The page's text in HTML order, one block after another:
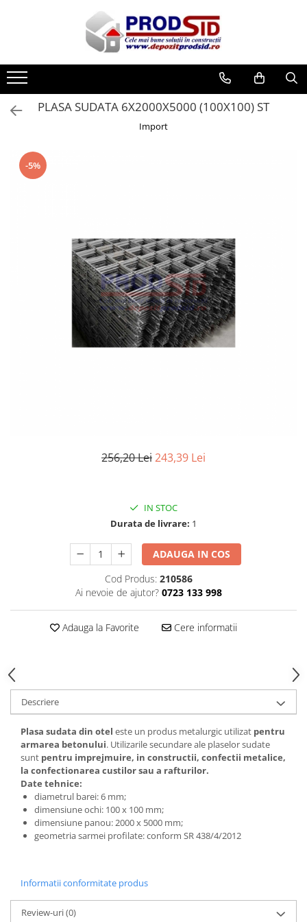
Toate Produsele
Materiale pentru construcții
Ciment și adezivi
Adezivi
Ciment, Mortar, Tinci, Nisip, Var
Glet, Ipsos
Sârmă ghimpată
Sârmă laminată (tip NATO)
Sârmă neagră
Sârmă zincată
Elemente de placare
Accesorii gips carton
Plăci gips carton
Materiale pentru termoizolații
Colțare și plasă de armare
Plasă de armare pentru fațade
Polistiren expandat
Polistiren extrudat
Vată minerală
Oțel beton
Oțel beton fasonat
Oțel beton striat
Panouri termoizolante
Panouri și plase de gard
Panou bordurat vopsit
Panou bordurat zincat
Plasă de gard sudată zincată
Plasă împletită
Plasă de armare
PLASA SUDATA 6X2000X5000 (100X100) ST
Import
-5%
256,20 Lei243,39 Lei
IN STOC
Durata de livrare: 1
ADAUGA IN COS
Cod Produs: 210586
Ai nevoie de ajutor? 0723 133 998
Adauga la Favorite Cere informatii
Descriere
Plasa sudata din otel este un produs metalurgic utilizat pentru
armarea betonului. Utilizarile secundare ale plaselor sudate
sunt pentru imprejmuire, in constructii, confectii metalice,
la confectionarea custilor sau a rafturilor.
Date tehnice:
diametrul barei: 6 mm;
dimensiune ochi: 100 x 100 mm;
dimensiune panou: 2000 x 5000 mm;
geometria sarmei profilate: conform SR 438/4/2012
Informatii conformitate produs
Review-uri(0)